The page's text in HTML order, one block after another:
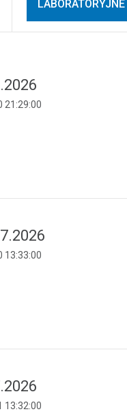
LABORATORYJNE
21:29:00
13:33:00
13:32:00